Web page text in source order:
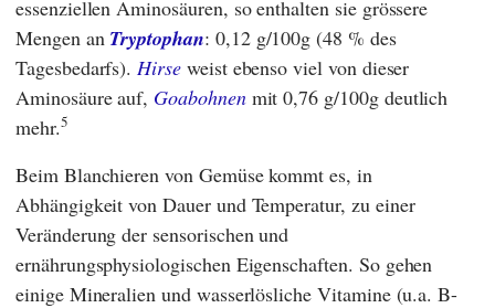
essenziellen Aminosäuren, so enthalten sie grössere
Mengen an Tryptophan: 0,12 g/100g (48 % des
Tagesbedarfs).Hirseweist ebenso viel von dieser
Aminosäure auf, Goabohnenmit 0,76 g/100g deutlich
mehr.5
Beim Blanchieren von Gemüse kommt es, in
Abhängigkeit von Dauer und Temperatur, zu einer
Veränderung der sensorischen und
ernährungsphysiologischen Eigenschaften. So gehen
einige Mineralien und wasserlösliche Vitamine (u.a. B-